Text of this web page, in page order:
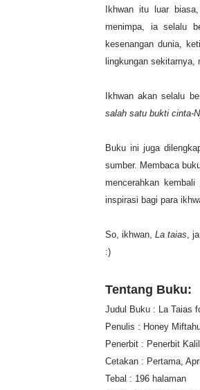
Ikhwan itu luar
menimpa, ia selalu
kesenangan dunia,
lingkungan sekitarnya,
Ikhwan akan selalu
salah satu bukti cinta-
Buku ini juga
sumber. Membaca
mencerahkan
inspirasi bagi para
So, ikhwan, La taias,
:)
Tentang Buku:
Judul Buku : La Taias
Penulis : Honey
Penerbit : Penerbit
Cetakan : Pertama,
Tebal : 196 halaman